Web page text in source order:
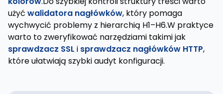
użyć walidatora nagłówków, który pomaga
wychwycić problemy z hierarchią H1–H6.W praktyce
warto to zweryfikować narzędziami takimi jak
sprawdzacz SSL i sprawdzacz nagłówków HTTP,
które ułatwiają szybki audyt konfiguracji.